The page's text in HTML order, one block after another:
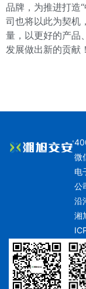
品牌，为推进打造
司也将以此为契机
量，以更好的产品
发展做出新的贡献！
微
电
公
沿